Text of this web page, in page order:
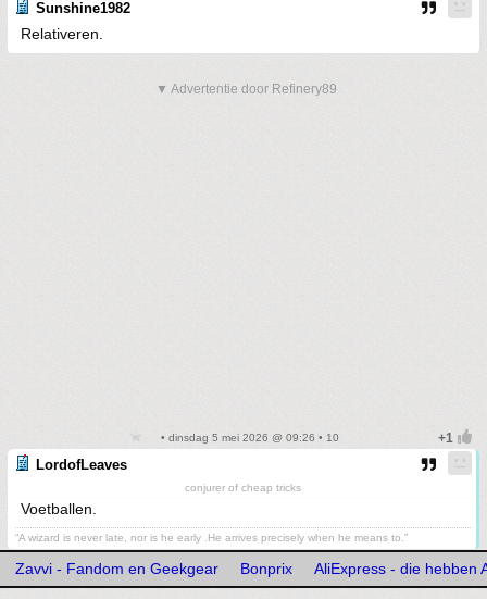
Sunshine1982
Relativeren.
▼ Advertentie door Refinery89
• dinsdag 5 mei 2026 @ 09:26 • 10
LordofLeaves
conjurer of cheap tricks
Voetballen.
“A wizard is never late, nor is he early .He arrives precisely when he means to.”
Zavvi - Fandom en Geekgear Bonprix AliExpress - die hebben